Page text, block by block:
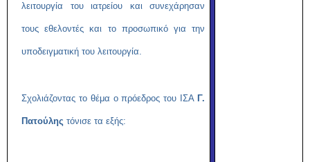
λειτουργία του ιατρείου και συνεχάρησαν
τους εθελοντές και το προσωπικό για την
υποδειγματική του λειτουργία.
Σχολιάζοντας το θέμα ο πρόεδρος του ΙΣΑ Γ.
Πατούλης τόνισε τα εξής: